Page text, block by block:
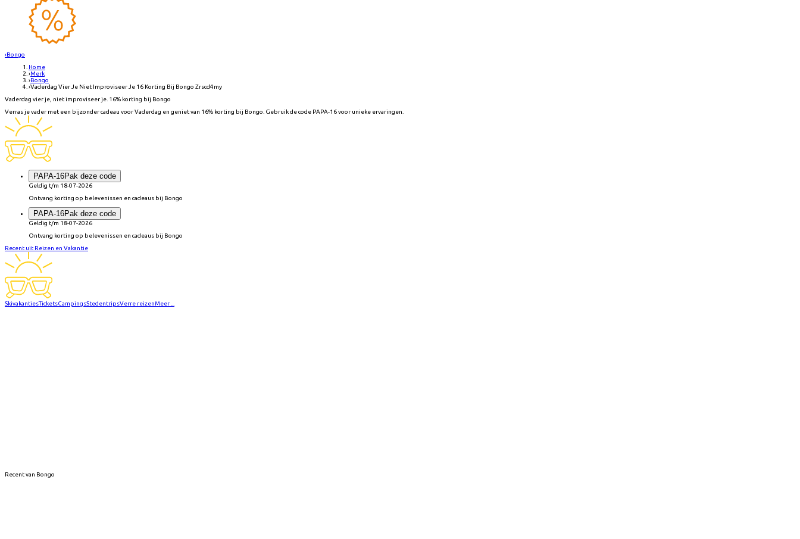
‹Bongo
Home
›Merk
›Bongo
›Vaderdag Vier Je Niet Improviseer Je 16 Korting Bij Bongo Zrscd4my
Vaderdag vier je, niet improviseer je. 16% korting bij Bongo
Verras je vader met een bijzonder cadeau voor Vaderdag en geniet van 16% korting bij Bongo. Gebruik de code PAPA-16 voor unieke ervaringen.
PAPA-16Pak deze code
Geldig t/m 18-07-2026
Ontvang korting op belevenissen en cadeaus bij Bongo
PAPA-16Pak deze code
Geldig t/m 18-07-2026
Ontvang korting op belevenissen en cadeaus bij Bongo
Recent uit Reizen en Vakantie
SkivakantiesTicketsCampingsStedentripsVerre reizenMeer ...
Recent van Bongo